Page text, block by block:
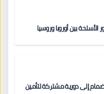
بين أوروبا وروسيا
إلى دورية مشتركة لتأمين